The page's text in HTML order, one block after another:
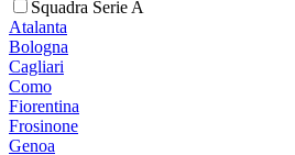
Squadra Serie A
Atalanta
Bologna
Cagliari
Como
Fiorentina
Frosinone
Genoa